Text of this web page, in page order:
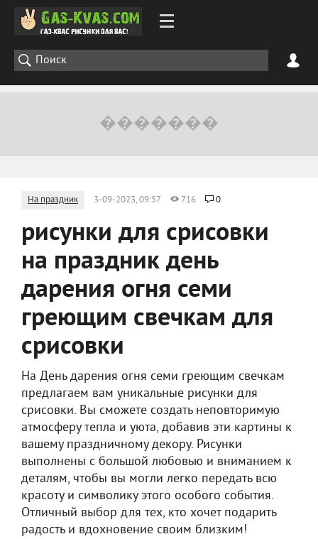
На праздник 3-09-2023, 09:57 716 0
рисунки для срисовки
на праздник день
дарения огня семи
греющим свечкам для
срисовки
На День дарения огня семи греющим свечкам
предлагаем вам уникальные рисунки для
срисовки. Вы сможете создать неповторимую
атмосферу тепла и уюта, добавив эти картины к
вашему праздничному декору. Рисунки
выполнены с большой любовью и вниманием к
деталям, чтобы вы могли легко передать всю
красоту и символику этого особого события.
Отличный выбор для тех, кто хочет подарить
радость и вдохновение своим близким!